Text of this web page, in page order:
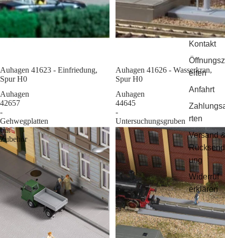
Kontakt
Öffnungsz
eiten
Anfahrt
rten
Versand
Rücksend
ung
Widerruf
erklären
Auhagen 41623 - Einfriedung,
Spur H0
Sale
Auhagen 41626 - Wasserkran,
Spur H0
Auhagen
42657
-
Gehwegplatten
mit
Zubehör
Auhagen
44645
-
Untersuchungsgruben